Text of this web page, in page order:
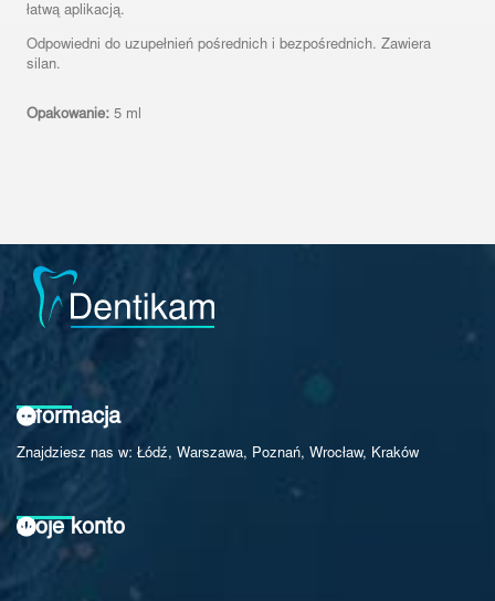
łatwą aplikacją.
Odpowiedni do uzupełnień pośrednich i bezpośrednich. Zawiera
silan.
Opakowanie: 5 ml
Informacja
Znajdziesz nas w: Łódź, Warszawa, Poznań, Wrocław, Kraków
Moje konto